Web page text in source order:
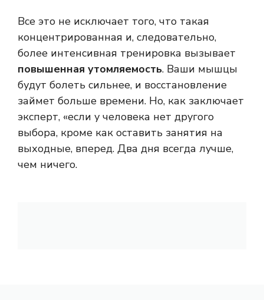
Все это не исключает того, что такая
концентрированная и, следовательно,
более интенсивная тренировка вызывает
повышенная утомляемость. Ваши мышцы
будут болеть сильнее, и восстановление
займет больше времени. Но, как заключает
эксперт, «если у человека нет другого
выбора, кроме как оставить занятия на
выходные, вперед. Два дня всегда лучше,
чем ничего.